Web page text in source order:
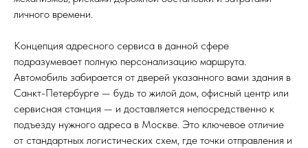
личного времени.
Концепция адресного сервиса в данной сфере
подразумевает полную персонализацию маршрута.
Автомобиль забирается от дверей указанного вами здания в
Санкт-Петербурге — будь то жилой дом, офисный центр или
сервисная станция — и доставляется непосредственно к
подъезду нужного адреса в Москве. Это ключевое отличие
от стандартных логистических схем, где точки отправления и